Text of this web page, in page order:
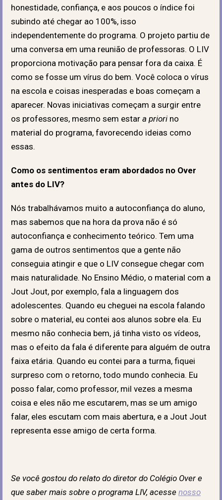
honestidade, confiança, e aos poucos o índice foi
subindo até chegar ao 100%, isso
independentemente do programa. O projeto partiu de
uma conversa em uma reunião de professoras. O LIV
proporciona motivação para pensar fora da caixa. É
como se fosse um vírus do bem. Você coloca o vírus
na escola e coisas inesperadas e boas começam a
aparecer. Novas iniciativas começam a surgir entre
os professores, mesmo sem estar a priori no
material do programa, favorecendo ideias como
essas.
Como os sentimentos eram abordados no Over
antes do LIV?
Nós trabalhávamos muito a autoconfiança do aluno,
mas sabemos que na hora da prova não é só
autoconfiança e conhecimento teórico. Tem uma
gama de outros sentimentos que a gente não
conseguia atingir e que o LIV consegue chegar com
mais naturalidade. No Ensino Médio, o material com a
Jout Jout, por exemplo, fala a linguagem dos
adolescentes. Quando eu cheguei na escola falando
sobre o material, eu contei aos alunos sobre ela. Eu
mesmo não conhecia bem, já tinha visto os vídeos,
mas o efeito da fala é diferente para alguém de outra
faixa etária. Quando eu contei para a turma, fiquei
surpreso com o retorno, todo mundo conhecia. Eu
posso falar, como professor, mil vezes a mesma
coisa e eles não me escutarem, mas se um amigo
falar, eles escutam com mais abertura, e a Jout Jout
representa esse amigo de certa forma.
Se você gostou do relato do diretor do Colégio Over e
que saber mais sobre o programa LIV, acesse nosso